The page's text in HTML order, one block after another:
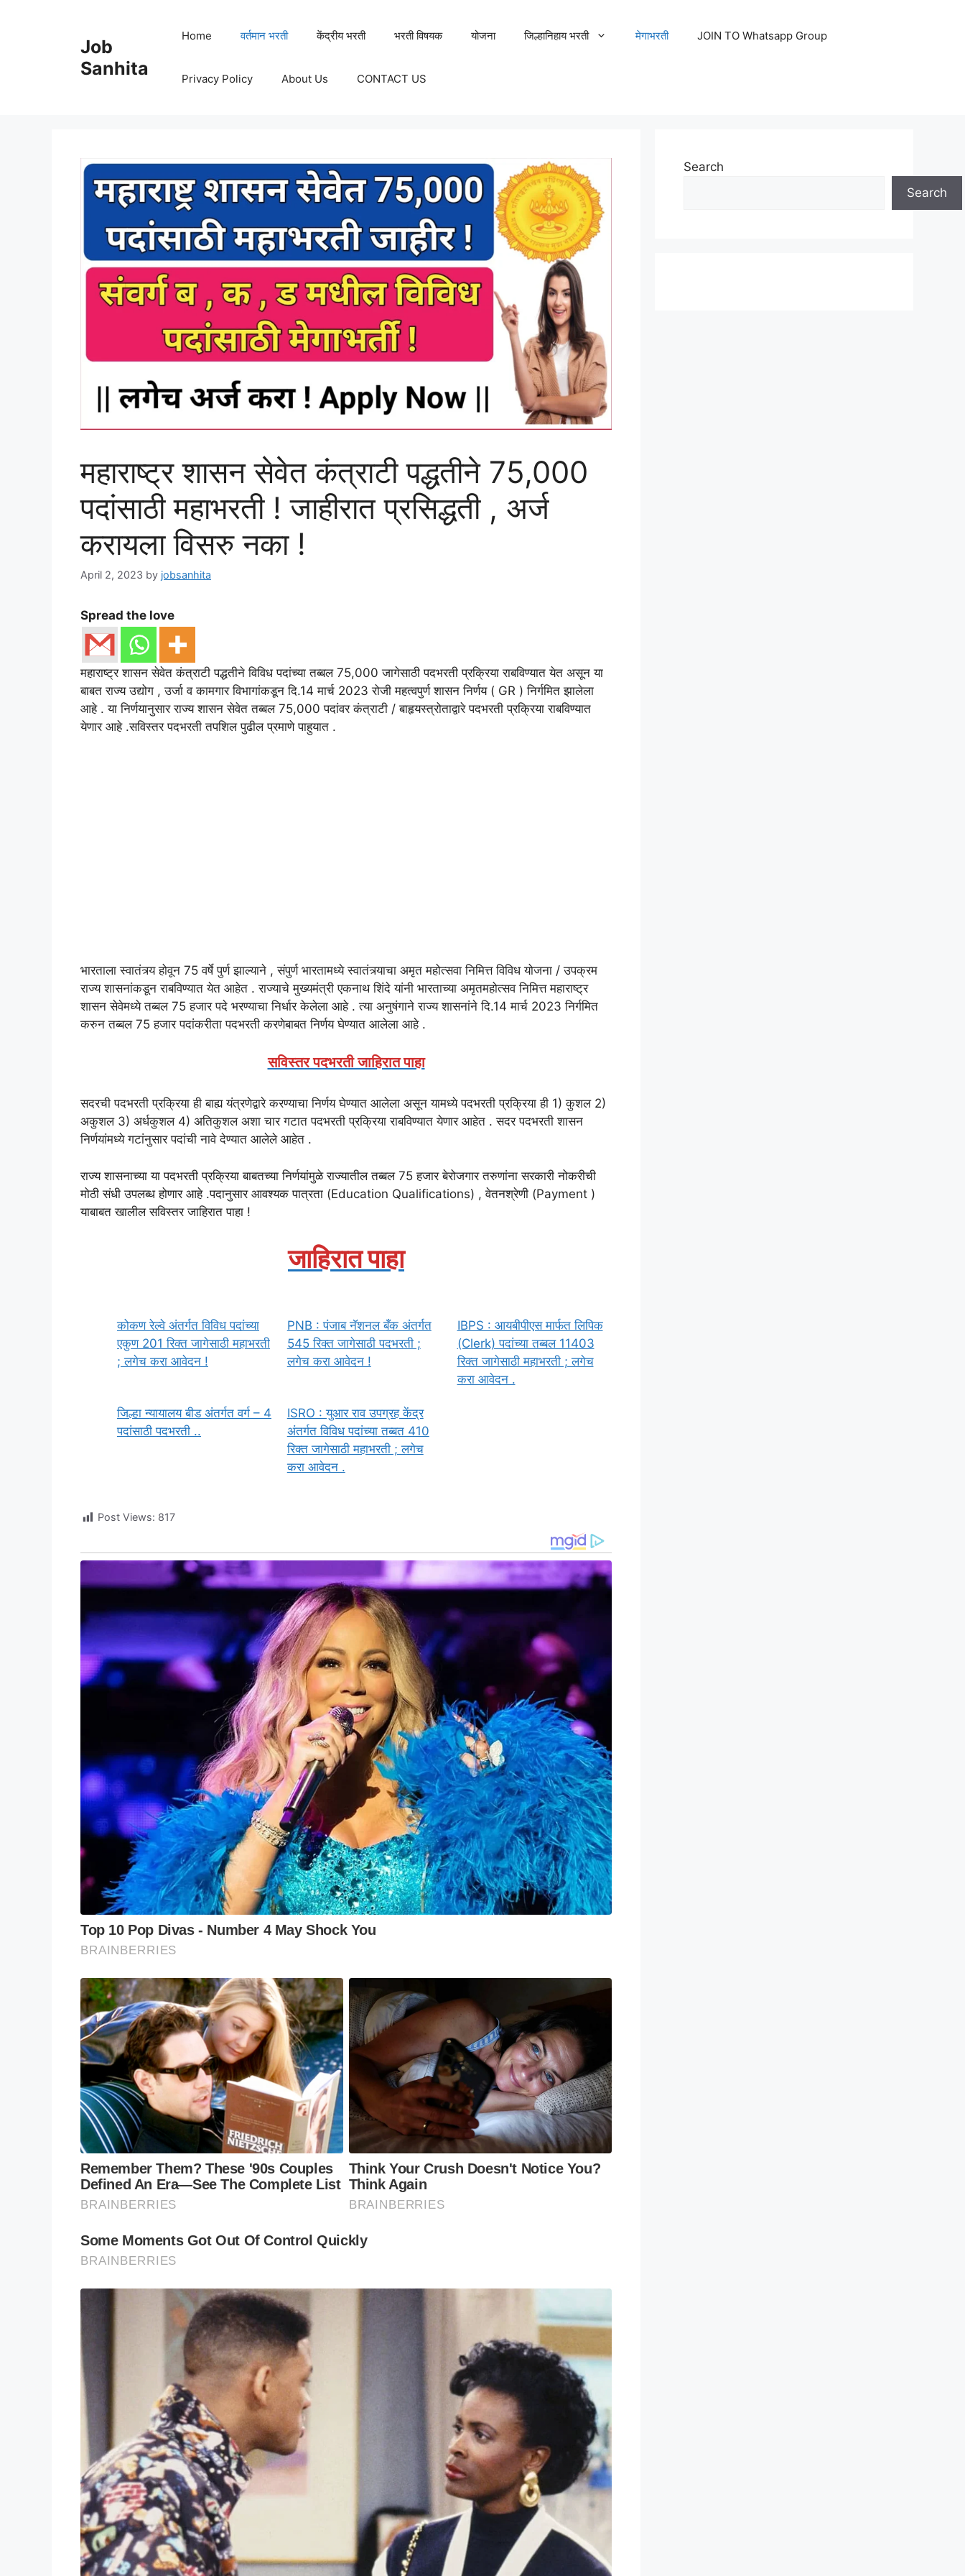
Job
Sanhita
Home वर्तमान भरती केंद्रीय भरती भरती विषयक योजना जिल्हानिहाय भरती मेगाभरती JOIN TO Whatsapp Group
Privacy Policy About Us CONTACT US
महाराष्ट्र शासन सेवेत कंत्राटी पद्धतीने 75,000
पदांसाठी महाभरती ! जाहीरात प्रसिद्धती , अर्ज
करायला विसरु नका !
April 2, 2023 by jobsanhita
Spread the love
महाराष्ट्र शासन सेवेत कंत्राटी पद्धतीने विविध पदांच्या तब्बल 75,000 जागेसाठी पदभरती प्रक्रिया राबविण्यात येत असून या
बाबत राज्य उद्योग , उर्जा व कामगार विभागांकडून दि.14 मार्च 2023 रोजी महत्वपुर्ण शासन निर्णय ( GR ) निर्गमित झालेला
आहे . या निर्णयानुसार राज्य शासन सेवेत तब्बल 75,000 पदांवर कंत्राटी / बाहृयस्त्रोताद्वारे पदभरती प्रक्रिया राबविण्यात
येणार आहे .सविस्तर पदभरती तपशिल पुढील प्रमाणे पाहुयात .
भारताला स्वातंत्र्य होवून 75 वर्षे पुर्ण झाल्याने , संपुर्ण भारतामध्ये स्वातंत्र्याचा अमृत महोत्सवा निमित्त विविध योजना / उपक्रम
राज्य शासनांकडून राबविण्यात येत आहेत . राज्याचे मुख्यमंत्री एकनाथ शिंदे यांनी भारताच्या अमृतमहोत्सव निमित्त महाराष्ट्र
शासन सेवेमध्ये तब्बल 75 हजार पदे भरण्याचा निर्धार केलेला आहे . त्या अनुषंगाने राज्य शासनांने दि.14 मार्च 2023 निर्गमित
करुन तब्बल 75 हजार पदांकरीता पदभरती करणेबाबत निर्णय घेण्यात आलेला आहे .
सविस्तर पदभरती जाहिरात पाहा
सदरची पदभरती प्रक्रिया ही बाह्य यंत्रणेद्वारे करण्याचा निर्णय घेण्यात आलेला असून यामध्ये पदभरती प्रक्रिया ही 1) कुशल 2)
अकुशल 3) अर्धकुशल 4) अतिकुशल अशा चार गटात पदभरती प्रक्रिया राबविण्यात येणार आहेत . सदर पदभरती शासन
निर्णयांमध्ये गटांनुसार पदांची नावे देण्यात आलेले आहेत .
राज्य शासनाच्या या पदभरती प्रक्रिया बाबतच्या निर्णयांमुळे राज्यातील तब्बल 75 हजार बेरोजगार तरुणांना सरकारी नोकरीची
मोठी संधी उपलब्ध होणार आहे .पदानुसार आवश्यक पात्रता (Education Qualifications) , वेतनश्रेणी (Payment )
याबाबत खालील सविस्तर जाहिरात पाहा !
जाहिरात पाहा
कोकण रेल्वे अंतर्गत विविध पदांच्या
एकुण 201 रिक्त जागेसाठी महाभरती
; लगेच करा आवेदन !
PNB : पंजाब नॅशनल बँक अंतर्गत
545 रिक्त जागेसाठी पदभरती ;
लगेच करा आवेदन !
IBPS : आयबीपीएस मार्फत लिपिक
(Clerk) पदांच्या तब्बल 11403
रिक्त जागेसाठी महाभरती ; लगेच
करा आवेदन .
जिल्हा न्यायालय बीड अंतर्गत वर्ग – 4
पदांसाठी पदभरती ..
ISRO : युआर राव उपग्रह केंद्र
अंतर्गत विविध पदांच्या तब्बत 410
रिक्त जागेसाठी महाभरती ; लगेच
करा आवेदन .
Post Views: 817
Search
Search